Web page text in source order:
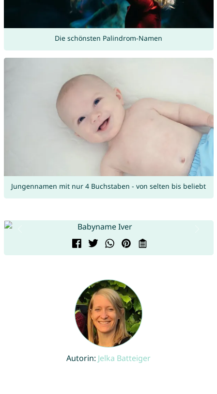
Die schönsten Palindrom-Namen
Jungennamen mit nur 4 Buchstaben - von selten bis beliebt
Autorin: Jelka Batteiger